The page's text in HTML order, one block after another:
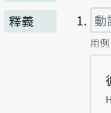
釋義
動
第1
用例